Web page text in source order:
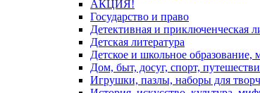
АКЦИЯ!
Государство и право
Детективная и приключенческая
Детская литература
Детское и школьное образование,
Дом, быт, досуг, спорт,
Игрушки, пазлы, наборы для